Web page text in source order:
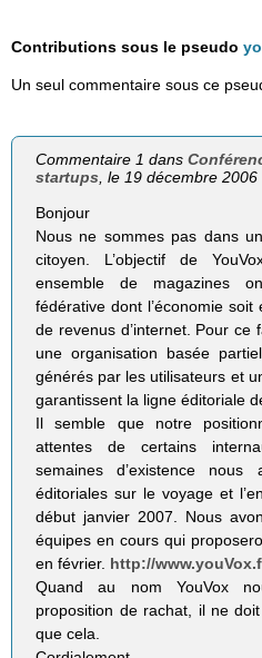
Contributions sous le pseudo
Un seul commentaire sous ce
Commentaire 1 dans
startups, le 19 décembre 2006
Bonjour
Nous ne sommes pas dans
citoyen. L’objectif de
ensemble de magazines
fédérative dont l’économie
de revenus d’internet. Pour ce
une organisation basée
générés par les utilisateurs et
garantissent la ligne éditoriale
Il semble que notre
attentes de certains
semaines d’existence
éditoriales sur le voyage et
début janvier 2007. Nous
équipes en cours qui
en février. http://
Quand au nom YouVox
proposition de rachat, il ne
que cela.